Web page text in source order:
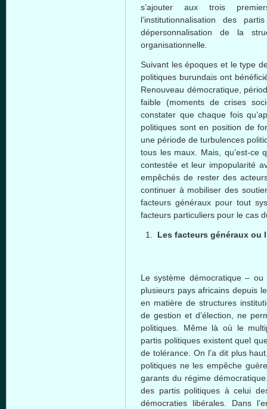
s’ajouter aux trois
l’institutionnalisation des
dépersonnalisation de la
organisationnelle.
Suivant les époques et le type
politiques burundais ont
Renouveau démocratique,
faible (moments de crises
constater que chaque fois
politiques sont en position de
une période de turbulences
tous les maux. Mais, qu’est-ce
contestée et leur impopularité
empêchés de rester des
continuer à mobiliser des
facteurs généraux pour tout
facteurs particuliers pour le cas
Les facteurs généraux ou
Le système démocratique –
plusieurs pays africains depuis
en matière de structures
de gestion et d’élection, ne
politiques. Même là où le
partis politiques existent quel
de tolérance. On l’a dit plus
politiques ne les empêche
garants du régime
des partis politiques à celui
démocraties libérales. Dans